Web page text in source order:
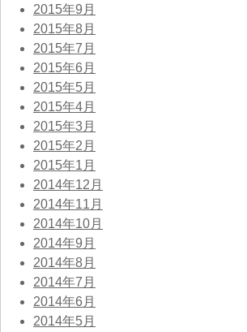
2015年9月
2015年8月
2015年7月
2015年6月
2015年5月
2015年4月
2015年3月
2015年2月
2015年1月
2014年12月
2014年11月
2014年10月
2014年9月
2014年8月
2014年7月
2014年6月
2014年5月